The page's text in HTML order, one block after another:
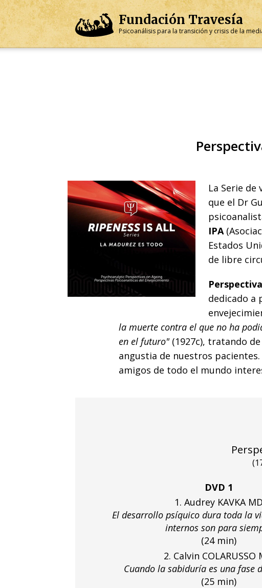
FundaciónTravesía
Psicoanálisis para la transición y crisis de la
La Serie de
que el Dr
IPA
Estados
de libre
dedicado a
la muerte contra el que no ha
en el futuro"(1927c), tratando
angustia de nuestros
amigos de todo el mundo
(
DVD 1
1. Audrey KAVKA MD
El desarrollo psíquico dura toda la
internos son para
(24 min)
2. Calvin COLARUSSO
Cuando la sabiduría es una fase
(25 min)